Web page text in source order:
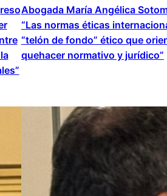
Abogada María Angélica
“Las normas éticas
“telón de fondo” ético que
quehacer normativo y jurídico”